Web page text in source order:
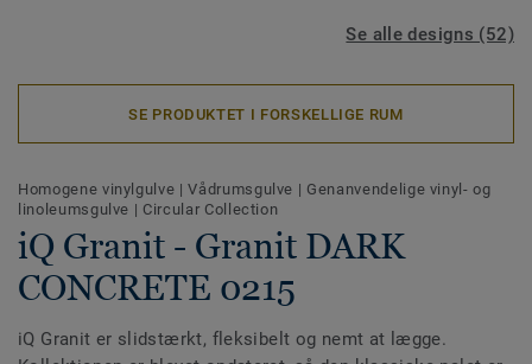
Se alle designs (52)
SE PRODUKTET I FORSKELLIGE RUM
Homogene vinylgulve |Vådrumsgulve | Genanvendelige vinyl- og
linoleumsgulve | Circular Collection
iQ Granit - Granit DARK
CONCRETE 0215
iQ Granit er slidstærkt, fleksibelt og nemt at lægge.